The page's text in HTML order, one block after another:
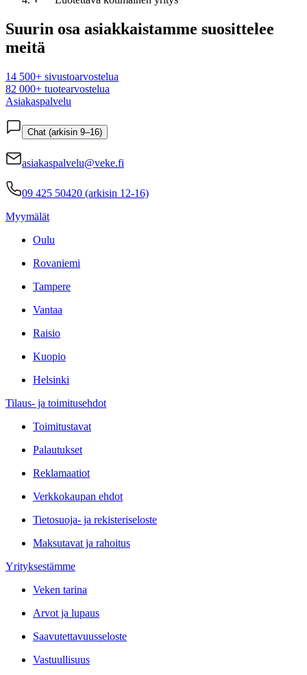
Suurin osa asiakkaistamme suosittelee
meitä
14 500+ sivustoarvostelua
82 000+ tuotearvostelua
Asiakaspalvelu
Chat (arkisin 9–16)
asiakaspalvelu@veke.fi
09 425 50420 (arkisin 12-16)
Myymälät
Oulu
Rovaniemi
Tampere
Vantaa
Raisio
Kuopio
Helsinki
Tilaus- ja toimitusehdot
Toimitustavat
Palautukset
Reklamaatiot
Verkkokaupan ehdot
Tietosuoja- ja rekisteriseloste
Maksutavat ja rahoitus
Yrityksestämme
Veken tarina
Arvot ja lupaus
Saavutettavuusseloste
Vastuullisuus